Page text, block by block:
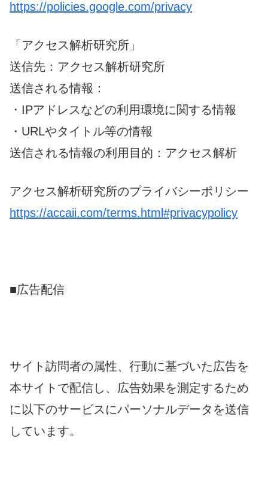
https://policies.google.com/privacy
「アクセス解析研究所」
送信先：アクセス解析研究所
送信される情報：
・IPアドレスなどの利用環境に関する情報
・URLやタイトル等の情報
送信される情報の利用目的：アクセス解析
アクセス解析研究所のプライバシーポリシー
https://accaii.com/terms.html#privacypolicy
■広告配信
サイト訪問者の属性、行動に基づいた広告を
本サイトで配信し、広告効果を測定するため
に以下のサービスにパーソナルデータを送信
しています。